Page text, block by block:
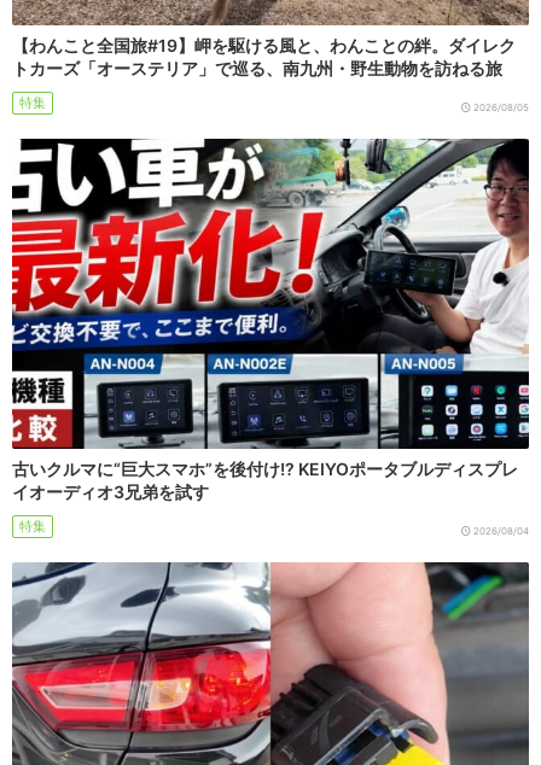
【わんこと全国旅#19】岬を駆ける風と、わんことの絆。ダイレク
トカーズ「オーステリア」で巡る、南九州・野生動物を訪ねる旅
特集 2026/08/05
古いクルマに“巨大スマホ”を後付け!? KEIYOポータブルディスプレ
イオーディオ3兄弟を試す
特集 2026/08/04